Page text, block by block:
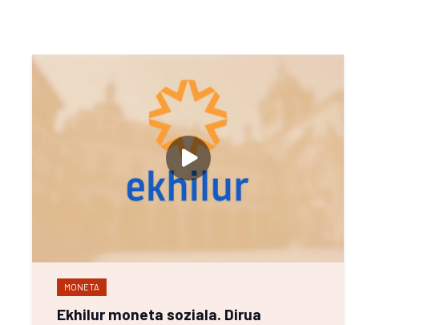
MONETA
Ekhilur moneta soziala. Dirua